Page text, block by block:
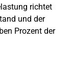
richtet
und der
Prozent der